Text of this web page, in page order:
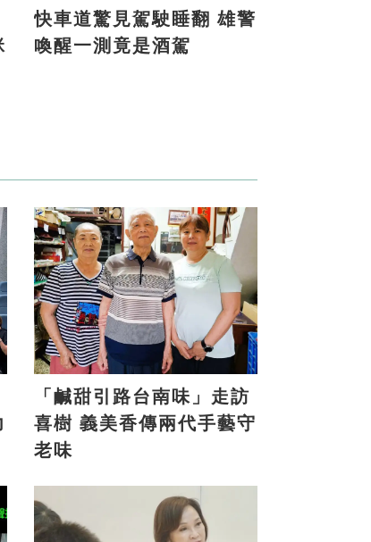
快車道驚見駕駛睡翻 雄警
喚醒一測竟是酒駕
「鹹甜引路台南味」走訪
喜樹 義美香傳兩代手藝守
老味